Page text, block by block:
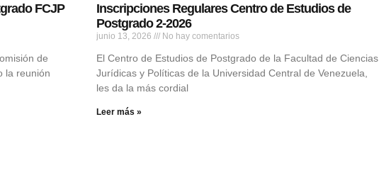
FCJP
de
la reunión
Inscripciones Regulares Centro de Estudios de
Postgrado 2-2026
junio 13, 2026 No hay comentarios
El Centro de Estudios de Postgrado de la Facultad de Ciencias
Jurídicas y Políticas de la Universidad Central de Venezuela,
les da la más cordial
Leer más »